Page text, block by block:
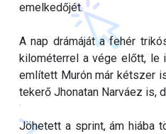
emelkedőjét.
A nap drámáját a fehér
kilométerrel a vége előtt, le
említett Murón már kétszer
tekerő Jhonatan Narváez is,
Jöhetett a sprint, ám hiába